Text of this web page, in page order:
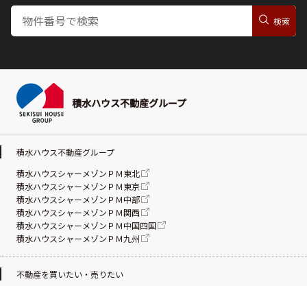
積水ハウス不動産グループ
積水ハウス不動産グループ
積水ハウスシャーメゾンＰＭ東北
積水ハウスシャーメゾンＰＭ東京
積水ハウスシャーメゾンＰＭ中部
積水ハウスシャーメゾンＰＭ関西
積水ハウスシャーメゾンＰＭ中国四国
積水ハウスシャーメゾンＰＭ九州
不動産を買いたい・売りたい